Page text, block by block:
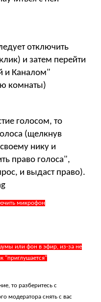
отключить
и затем перейти
и Каналом"
комнаты)
голосом, то
(щелкнув
нику и
право голоса",
и выдаст право).
микрофон
или фон в эфир, из-за не
"приглушается"
то разберитесь с
модератора снять с вас